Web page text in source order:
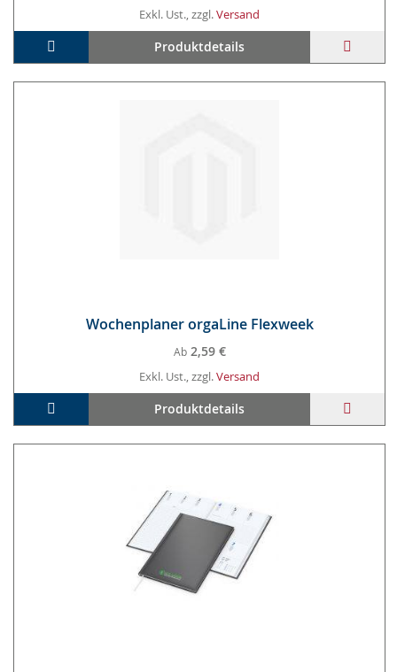
Exkl. Ust., zzgl.Versand
Produktdetails
Wo­chen­pla­ner or­ga­Li­ne Flex­week
Ab 2,59 €
Exkl. Ust., zzgl.Versand
Produktdetails